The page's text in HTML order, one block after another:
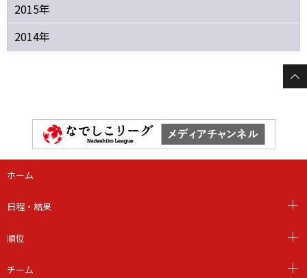
2015年
2014年
ホーム
日程・結果
順位
チーム